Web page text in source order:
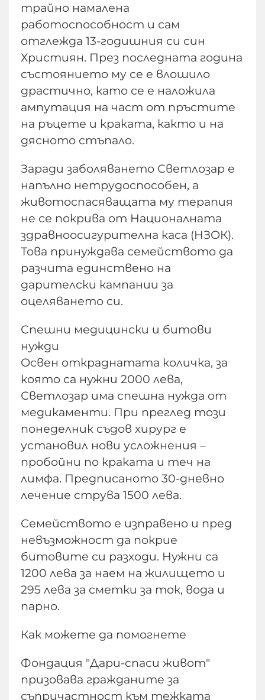
трайно намалена
работоспособност и сам
отглежда 13-годишния си син
Християн. През последната година
състоянието му се е влошило
драстично, като се е наложила
ампутация на част от пръстите
на ръцете и краката, както и на
дясното стъпало.
Заради заболяването Светлозар е
напълно нетрудоспособен, а
животоспасяващата му терапия
не се покрива от Националната
здравноосигурителна каса (НЗОК).
Това принуждава семейството да
разчита единствено на
дарителски кампании за
оцеляването си.
Спешни медицински и битови
нужди
Освен откраднатата количка, за
която са нужни 2000 лева,
Светлозар има спешна нужда от
медикаменти. При преглед този
понеделник съдов хирург е
установил нови усложнения –
пробойни по краката и теч на
лимфа. Предписаното 30-дневно
лечение струва 1500 лева.
Семейството е изправено и пред
невъзможност да покрие
битовите си разходи. Нужни са
1200 лева за наем на жилището и
295 лева за сметки за ток, вода и
парно.
Как можете да помогнете
Фондация "Дари-спаси живот"
призовава гражданите за
съпричастност към тежката